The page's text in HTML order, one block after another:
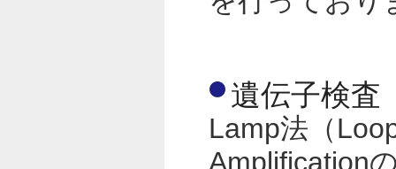
遺伝子検査
Lamp法（
Amplification